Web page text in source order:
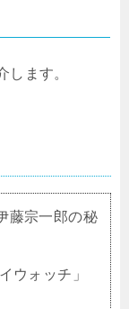
します。
藤宗一郎の秘
ウォッチ」